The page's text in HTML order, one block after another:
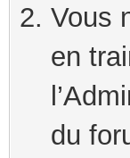
Vous
en
du